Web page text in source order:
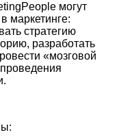
могут
маркетинге:
стратегию
разработать
«мозговой